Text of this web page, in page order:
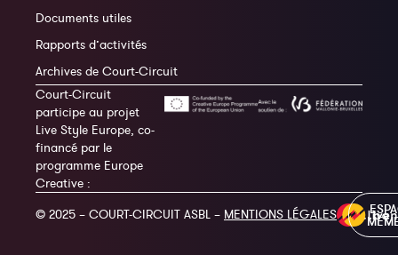
Documents utiles
Rapports d’activités
Archives de Court-Circuit
Court-Circuit
participe au projet
Live Style Europe, co-
financé par le
programme Europe
Creative :
© 2025 – COURT-CIRCUIT ASBL – MENTIONS LÉGALES